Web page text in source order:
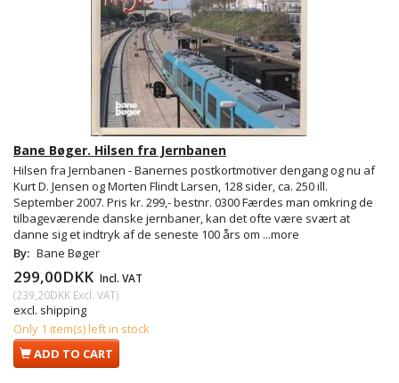
Bane Bøger. Hilsen fra Jernbanen
Hilsen fra Jernbanen - Banernes postkortmotiver dengang og nu af
Kurt D. Jensen og Morten Flindt Larsen, 128 sider, ca. 250 ill.
September 2007. Pris kr. 299,- bestnr. 0300 Færdes man omkring de
tilbageværende danske jernbaner, kan det ofte være svært at
danne sig et indtryk af de seneste 100 års om ...more
By: Bane Bøger
299,00DKK Incl. VAT
(239,20DKK Excl. VAT)
excl. shipping
Only 1 item(s) left in stock
ADD TO CART